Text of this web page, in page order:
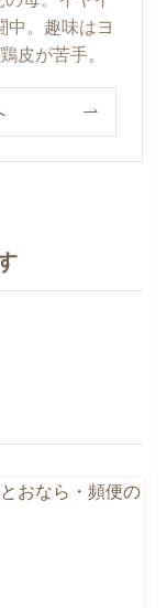
中。趣味はヨ
皮が苦手。